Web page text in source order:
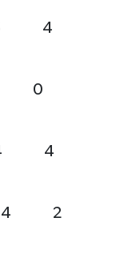
12 5 4
6 0
12 4 4
11 4 2